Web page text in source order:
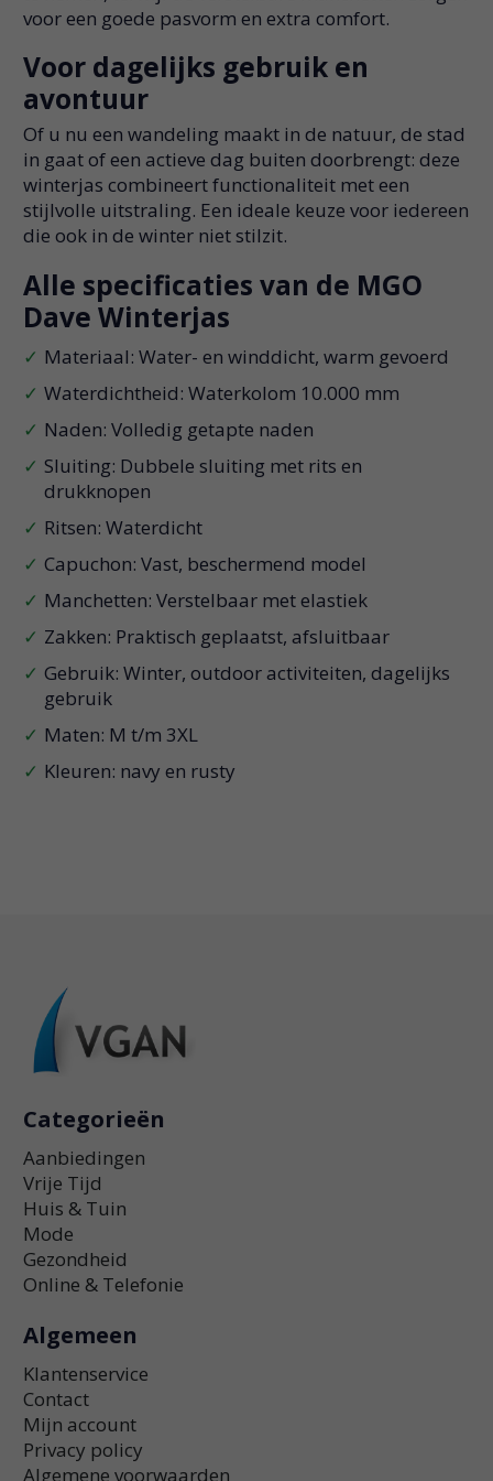
voor een goede pasvorm en extra comfort.
Voor dagelijks gebruik en
avontuur
Of u nu een wandeling maakt in de natuur, de stad
in gaat of een actieve dag buiten doorbrengt: deze
winterjas combineert functionaliteit met een
stijlvolle uitstraling. Een ideale keuze voor iedereen
die ook in de winter niet stilzit.
Alle specificaties van de MGO
Dave Winterjas
Materiaal: Water- en winddicht, warm gevoerd
Waterdichtheid: Waterkolom 10.000 mm
Naden: Volledig getapte naden
Sluiting: Dubbele sluiting met rits en
drukknopen
Ritsen: Waterdicht
Capuchon: Vast, beschermend model
Manchetten: Verstelbaar met elastiek
Zakken: Praktisch geplaatst, afsluitbaar
Gebruik: Winter, outdoor activiteiten, dagelijks
gebruik
Maten: M t/m 3XL
Kleuren: navy en rusty
Categorieën
Aanbiedingen
Vrije Tijd
Huis & Tuin
Mode
Gezondheid
Online & Telefonie
Algemeen
Klantenservice
Contact
Mijn account
Privacy policy
Algemene voorwaarden